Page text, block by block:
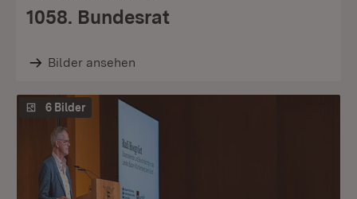
1058. Bundesrat
Bilder ansehen
6 Bilder